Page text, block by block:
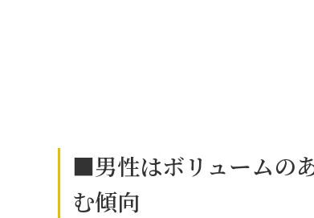
■男性はボリュームの
む傾向